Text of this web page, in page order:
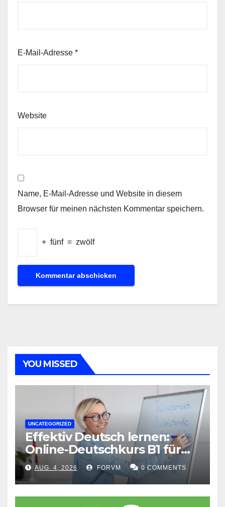
E-Mail-Adresse *
Website
Name, E-Mail-Adresse und Website in diesem
Browser für meinen nächsten Kommentar speichern.
+ fünf = zwölf
YOU MISSED
UNCATEGORIZED
Effektiv Deutsch lernen:
Online-Deutschkurs B1 für
flexible Lernerfolge
AUG. 4, 2026 FORVM 0 COMMENTS